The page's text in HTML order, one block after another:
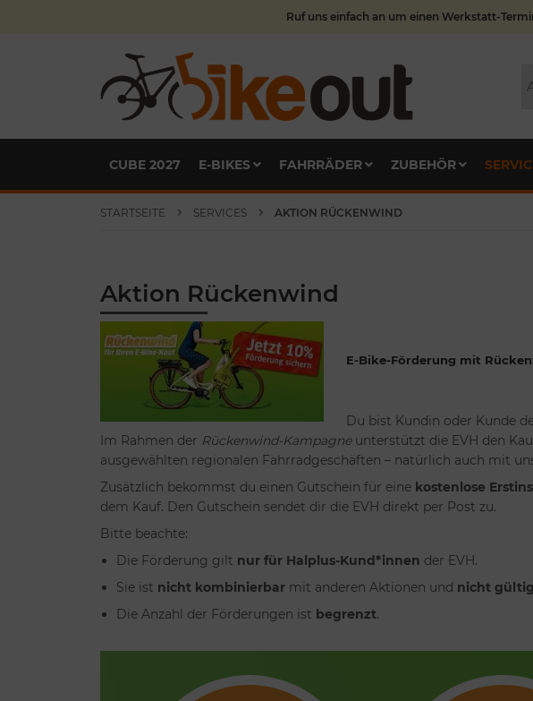
Ruf uns einfach an um einen Werkstatt-
CUBE 2027 E-BIKES FAHRRÄDER ZUBEHÖR
STARTSEITE SERVICES AKTION RÜCKENWIND
Aktion Rückenwind
E-Bike-Förderung mit
Du bist Kundin oder Kunde
Im Rahmen der Rückenwind-Kampagneunterstützt die EVH den
ausgewählten regionalen Fahrradgeschäften – natürlich auch mit
Zusätzlich bekommst du einen Gutschein für eine kostenlose
dem Kauf. Den Gutschein sendet dir die EVH direkt per Post zu.
Bitte beachte:
Die Förderung gilt nur für Halplus-Kund*innen der EVH.
Sie ist nicht kombinierbar mit anderen Aktionen und nicht gültig
Die Anzahl der Förderungen ist begrenzt.